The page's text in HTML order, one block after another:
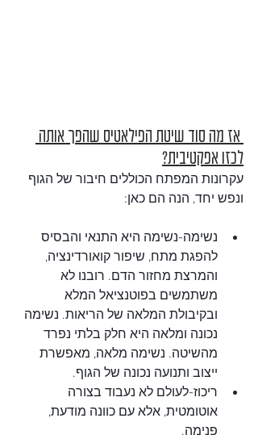
אז מה סוד שיטת הפילאטיס שהפך אותה
לכזו אפקטיבית?
עקרונות המפתח הכוללים חיבור של הגוף
ונפש יחד, הנה הם כאן:
נשימה-נשימה היא התנאי והבסיס
להפגת מתח, שיפור קואורדינציה,
והמרצת מחזור הדם. רובנו לא
משתמשים בפוטנציאל המלא
ובקיבולת המלאה של הריאות. נשימה
נכונה ומלאה היא חלק בלתי נפרד
מהשיטה. נשימה מלאה, מאפשרת
ייצוב ותנועה נכונה של הגוף.
ריכוז-לעולם לא נעבוד בצורה
אוטומטית, אלא עם כוונה מודעת,